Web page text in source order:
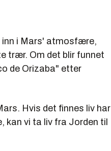
inn i Mars' atmosfære,
trær. Om det blir funnet
de Orizaba" etter
Hvis det finnes liv har
kan vi ta liv fra Jorden til